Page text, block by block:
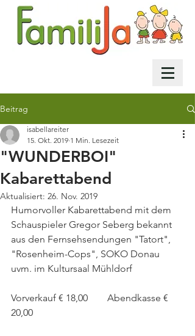
Beitrag
"WUNDERBOI"
Kabarettabend
isabellareiter
15. Okt. 2019 1 Min. Lesezeit
Aktualisiert: 26. Nov. 2019
Humorvoller Kabarettabend mit dem
Schauspieler Gregor Seberg bekannt
aus den Fernsehsendungen "Tatort",
"Rosenheim-Cops", SOKO Donau
uvm. im Kultursaal Mühldorf
Vorverkauf € 18,00        Abendkasse €
20,00